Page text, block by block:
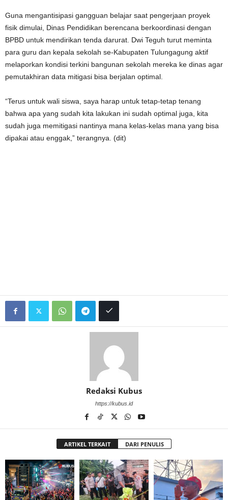
Guna mengantisipasi gangguan belajar saat pengerjaan proyek
fisik dimulai, Dinas Pendidikan berencana berkoordinasi dengan
BPBD untuk mendirikan tenda darurat. Dwi Teguh turut meminta
para guru dan kepala sekolah se-Kabupaten Tulungagung aktif
melaporkan kondisi terkini bangunan sekolah mereka ke dinas agar
pemutakhiran data mitigasi bisa berjalan optimal.
“Terus untuk wali siswa, saya harap untuk tetap-tetap tenang
bahwa apa yang sudah kita lakukan ini sudah optimal juga, kita
sudah juga memitigasi nantinya mana kelas-kelas mana yang bisa
dipakai atau enggak,” terangnya. (dit)
Redaksi Kubus
https://kubus.id
ARTIKEL TERKAIT DARI PENULIS